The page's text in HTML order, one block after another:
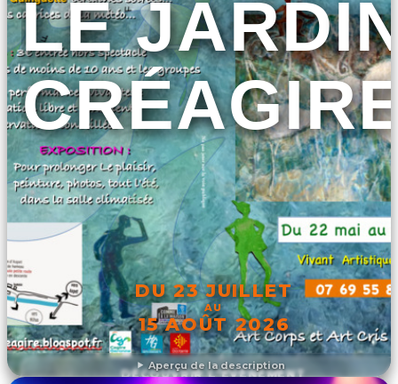
Aperçu de la description
LE
DU 23 JUILLET
AU
15 AOÛT 2026
DÉCOUVRIR L'ÉVÉNEMENT